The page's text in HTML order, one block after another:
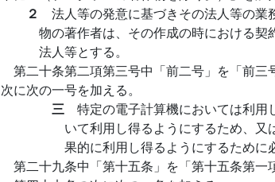
２ 法人等の発意に基づきその法人等の
物の著作者は、その作成の時における
法人等とする。
第二十条第二項第三号中「前二号」を「前
次に次の一号を加える。
三 特定の電子計算機においては利
いて利用し得るようにするため、
果的に利用し得るようにするために
第二十九条中「第十五条」を「第十五条第一